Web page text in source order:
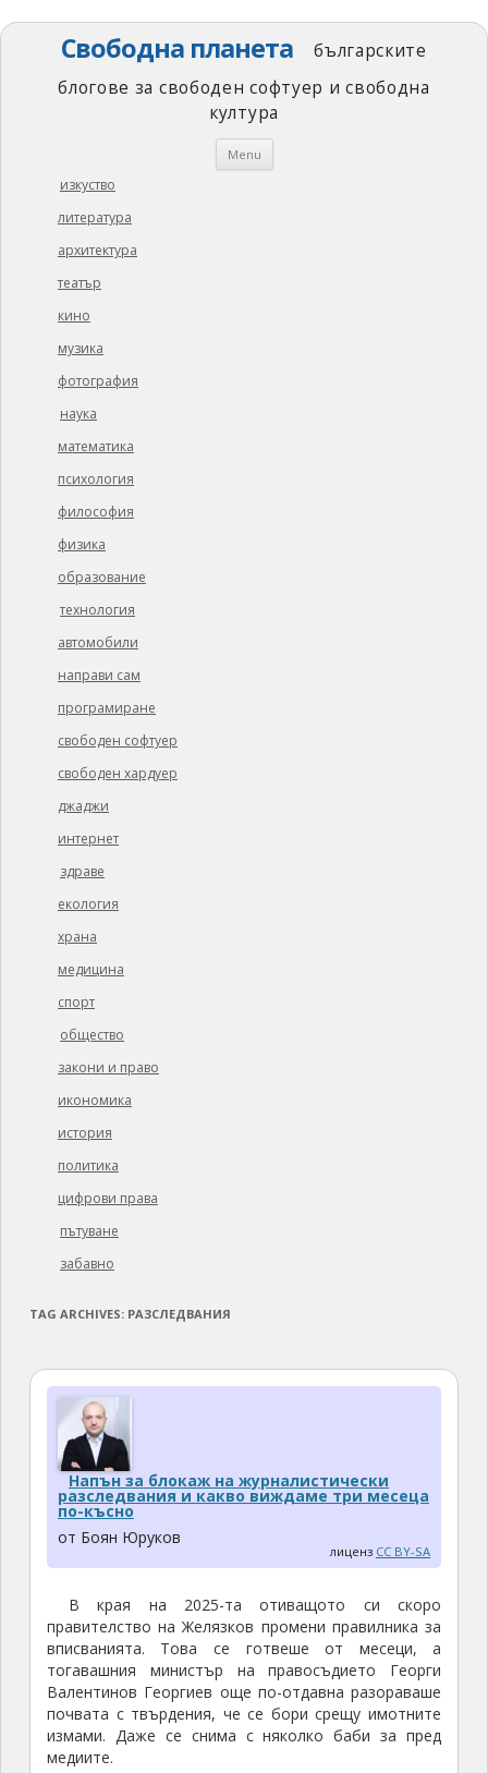
Свободна планета
българските
блогове за свободен софтуер и свободна
култура
Menu Skip
изкуство
литература
архитектура
театър
кино
музика
фотография
наука
математика
психология
философия
физика
образование
технология
автомобили
направи сам
програмиране
свободен софтуер
свободен хардуер
джаджи
интернет
здраве
екология
храна
медицина
спорт
общество
закони и право
икономика
история
политика
цифрови права
пътуване
забавно
TAG ARCHIVES: РАЗСЛЕДВАНИЯ
Напън за блокаж на журналистически
разследвания и какво виждаме три месеца
по-късно
от Боян Юруков
лиценз CC BY-SA
В края на 2025-та отиващото си скоро
правителство на Желязков промени правилника за
вписванията. Това се готвеше от месеци, а
тогавашния министър на правосъдието Георги
Валентинов Георгиев още по-отдавна разораваше
почвата с твърдения, че се бори срещу имотните
измами. Даже се снима с няколко баби за пред
медиите.